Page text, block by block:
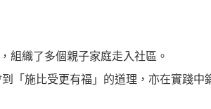
，組織了多個親子家庭走入社區。
「施比受更有福」的道理，亦在實踐